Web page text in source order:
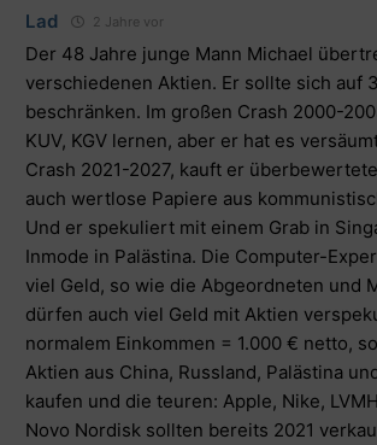
Lad 2 Jahre vor
Der 48 Jahre junge Mann Michael
verschiedenen Aktien. Er sollte sich auf
beschränken. Im großen Crash 2000-
KUV, KGV lernen, aber er hat es
Crash 2021-2027, kauft er
auch wertlose Papiere aus
Und er spekuliert mit einem Grab in
Inmode in Palästina. Die Computer-
viel Geld, so wie die Abgeordneten und
dürfen auch viel Geld mit Aktien
normalem Einkommen = 1.000 € netto,
Aktien aus China, Russland, Palästina
kaufen und die teuren: Apple, Nike,
Novo Nordisk sollten bereits 2021